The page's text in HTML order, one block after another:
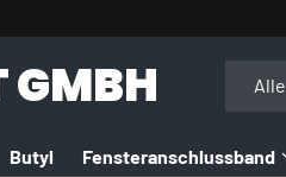
GMBH Alle
Butyl Fensteranschlussband